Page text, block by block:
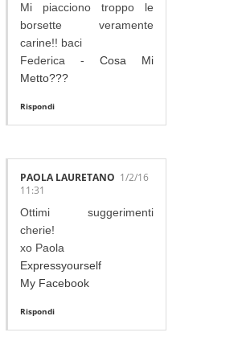
Mi piacciono troppo le
borsette veramente
carine!! baci
Federica - Cosa Mi
Metto???
Rispondi
PAOLA LAURETANO 1/2/16
11:31
Ottimi suggerimenti
cherie!
xo Paola
Expressyourself
My Facebook
Rispondi